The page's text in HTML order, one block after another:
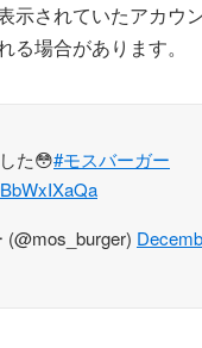
示されていたアカウ
る場合があります。
た😳#モスバーガー